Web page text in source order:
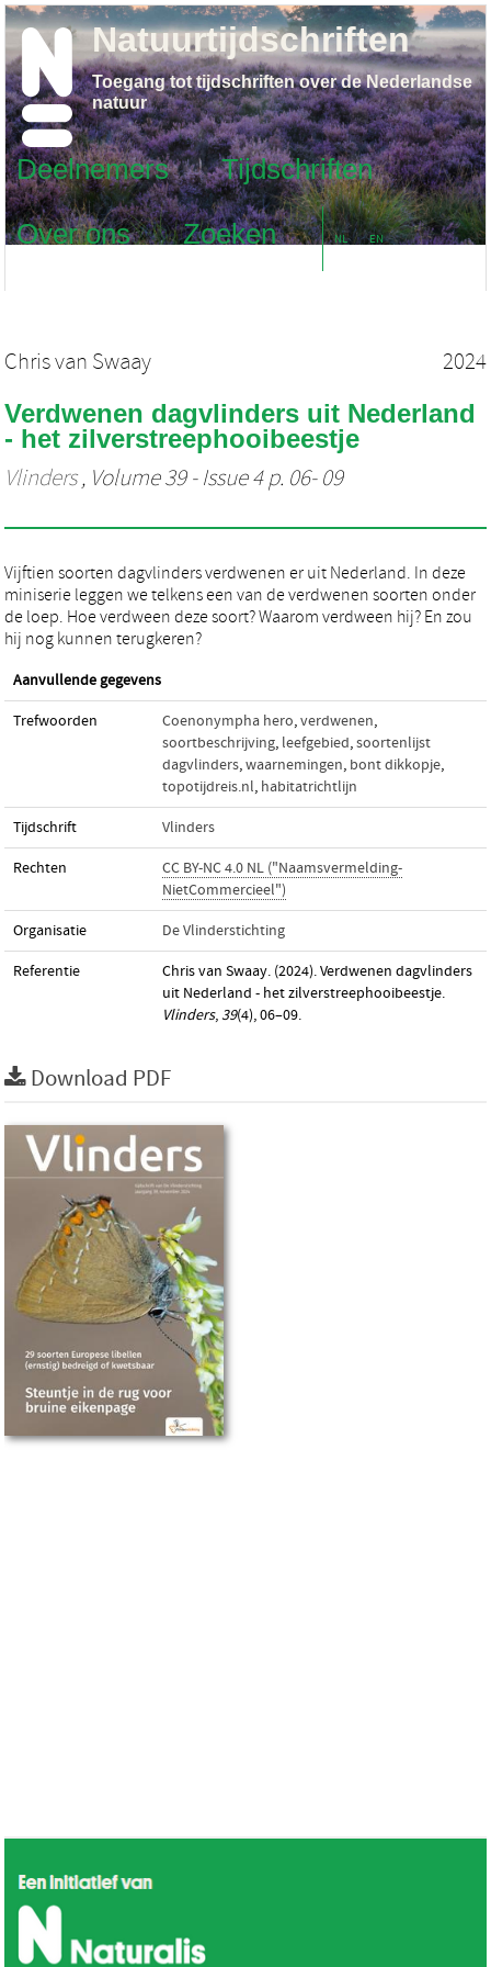
Deelnemers
Tijdschriften
Over ons
Zoeken NL EN
Natuurtijdschriften
Toegang tot tijdschriften over de Nederlandse
natuur
Chris van Swaay 2024
Verdwenen dagvlinders uit Nederland
- het zilverstreephooibeestje
Vlinders, Volume 39 - Issue 4 p. 06- 09
Vijftien soorten dagvlinders verdwenen er uit Nederland. In deze
miniserie leggen we telkens een van de verdwenen soorten onder
de loep. Hoe verdween deze soort? Waarom verdween hij? En zou
hij nog kunnen terugkeren?
Aanvullende gegevens
Trefwoorden Coenonympha hero,verdwenen,
soortbeschrijving, leefgebied,soortenlijst
dagvlinders,waarnemingen, bont dikkopje,
topotijdreis.nl, habitatrichtlijn
Tijdschrift Vlinders
Rechten
CC BY-NC 4.0 NL ("Naamsvermelding-
NietCommercieel")
Organisatie De Vlinderstichting
Referentie
Chris van Swaay. (2024). Verdwenen dagvlinders
uit Nederland - het zilverstreephooibeestje.
Vlinders, 39(4), 06–09.
Download PDF